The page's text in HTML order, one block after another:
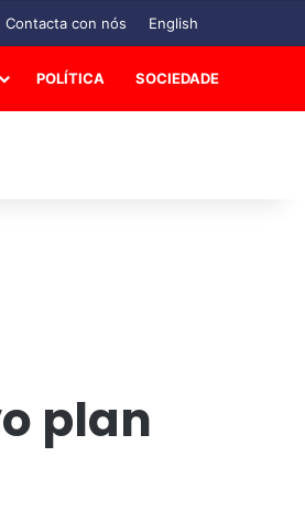
Contacta con nós English
POLÍTICA SOCIEDADE
plan